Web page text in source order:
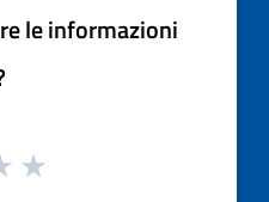
le informazioni